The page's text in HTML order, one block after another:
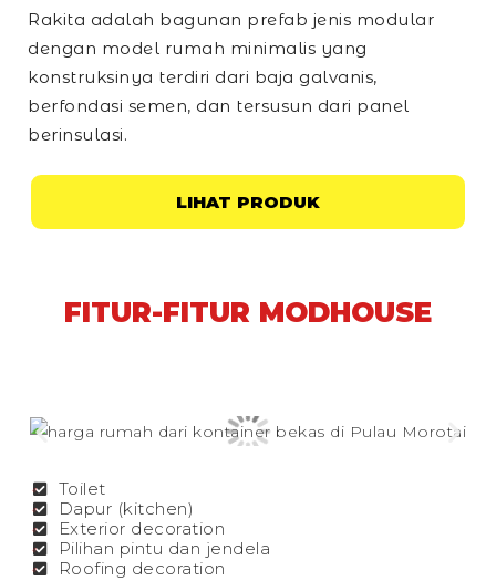
Rakita adalah bagunan prefab jenis modular
dengan model rumah minimalis yang
konstruksinya terdiri dari baja galvanis,
berfondasi semen, dan tersusun dari panel
berinsulasi.
LIHAT PRODUK
FITUR-FITUR MODHOUSE
Toilet
Dapur (kitchen)
Exterior decoration
Pilihan pintu dan jendela
Roofing decoration